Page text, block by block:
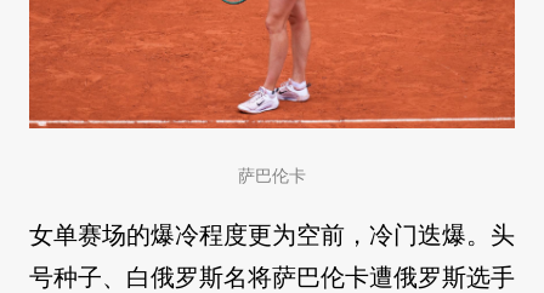
萨巴伦卡
女单赛场的爆冷程度更为空前，冷门迭爆。头
号种子、白俄罗斯名将萨巴伦卡遭俄罗斯选手